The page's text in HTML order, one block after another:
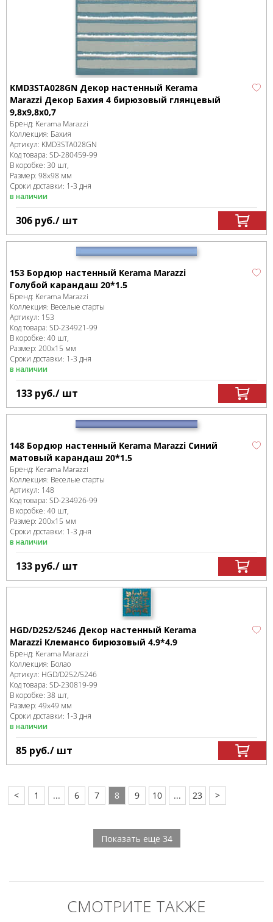
KMD3STA028GN Декор настенный Kerama
Marazzi Декор Бахия 4 бирюзовый глянцевый
9,8x9,8x0,7
Бренд: Kerama Marazzi
Коллекция: Бахия
Артикул: KMD3STA028GN
Код товара: SD-280459-99
В коробке: 30 шт,
Размер: 98x98 мм
Сроки доставки: 1-3 дня
в наличии
306 руб./ шт
153 Бордюр настенный Kerama Marazzi
Голубой карандаш 20*1.5
Бренд: Kerama Marazzi
Коллекция: Веселые старты
Артикул: 153
Код товара: SD-234921-99
В коробке: 40 шт,
Размер: 200x15 мм
Сроки доставки: 1-3 дня
в наличии
133 руб./ шт
148 Бордюр настенный Kerama Marazzi Синий
матовый карандаш 20*1.5
Бренд: Kerama Marazzi
Коллекция: Веселые старты
Артикул: 148
Код товара: SD-234926-99
В коробке: 40 шт,
Размер: 200x15 мм
Сроки доставки: 1-3 дня
в наличии
133 руб./ шт
HGD/D252/5246 Декор настенный Kerama
Marazzi Клемансо бирюзовый 4.9*4.9
Бренд: Kerama Marazzi
Коллекция: Болао
Артикул: HGD/D252/5246
Код товара: SD-230819-99
В коробке: 38 шт,
Размер: 49x49 мм
Сроки доставки: 1-3 дня
в наличии
85 руб./ шт
< 1 ... 6 7 8 9 10 ... 23 >
Показать еще 34
СМОТРИТЕ ТАКЖЕ